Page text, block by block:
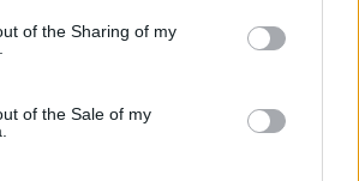
or usage behaviour. You may click to
to Google and its third-party tags to
specified purposes in below Google
of the Sharing of my
of the Sale of my
2010. január 13.